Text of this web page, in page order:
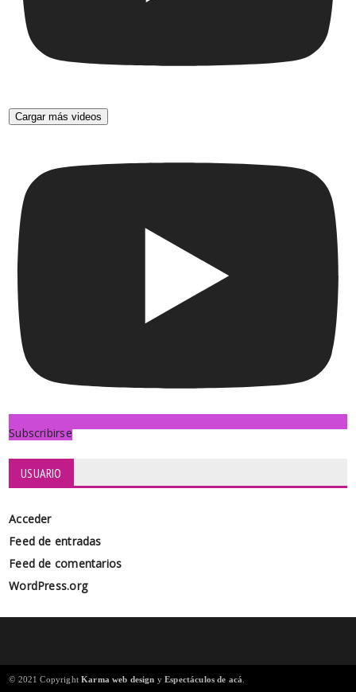
Cargar más videos
Subscribirse
USUARIO
Acceder
Feed de entradas
Feed de comentarios
WordPress.org
© 2021 CopyrightKarma web design yEspectáculos de acá